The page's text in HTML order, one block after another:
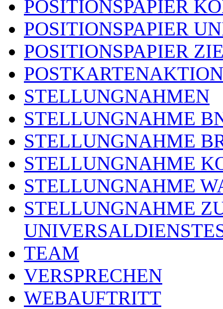
POSITIONSPAPIER
POSITIONSPAPIER
POSITIONSPAPIER
POSTKARTENAKTION
STELLUNGNAHMEN
STELLUNGNAHME
STELLUNGNAHME
STELLUNGNAHME
STELLUNGNAHME
STELLUNGNAHME
TEAM
VERSPRECHEN
WEBAUFTRITT